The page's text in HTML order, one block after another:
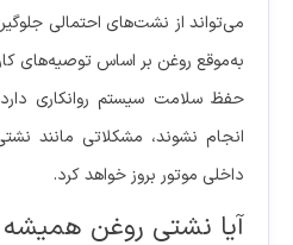
می‌تواند از نشت‌های احتمالی
به‌موقع روغن بر اساس توصیه‌های
حفظ سلامت سیستم روانکاری
انجام نشوند، مشکلاتی مانند
داخلی موتور بروز خواهد کرد.
آیا نشتی روغن